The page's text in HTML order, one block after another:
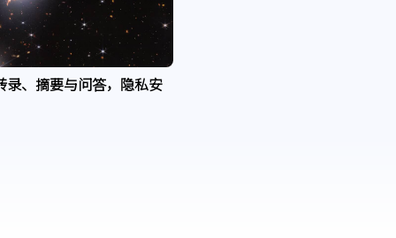
、摘要与问答，隐私安